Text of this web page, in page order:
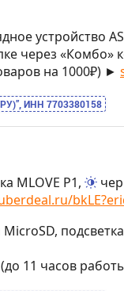
устройство
через «Комбо»
на 1000₽) ►
ИНН 7703380158
MLOVE P1,
подсветка
11 часов